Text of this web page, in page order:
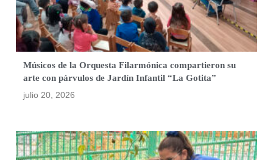
Músicos de la Orquesta Filarmónica compartieron su
arte con párvulos de Jardín Infantil “La Gotita”
julio 20, 2026